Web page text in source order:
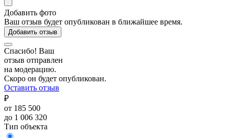
Добавить фото
Ваш отзыв будет опубликован в ближайшее время.
Добавить отзыв
Спасибо! Ваш
отзыв отправлен
на модерацию.
Скоро он будет опубликован.
Оставить отзыв
₽
от 185 500
до 1 006 320
Тип объекта